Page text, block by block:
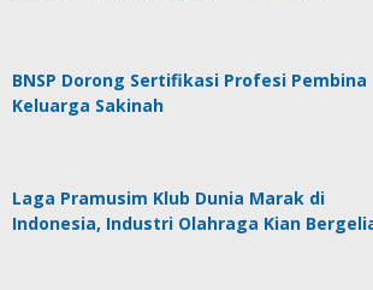
BNSP Dorong Sertifikasi Profesi Pembina
Keluarga Sakinah
Laga Pramusim Klub Dunia Marak di
Indonesia, Industri Olahraga Kian